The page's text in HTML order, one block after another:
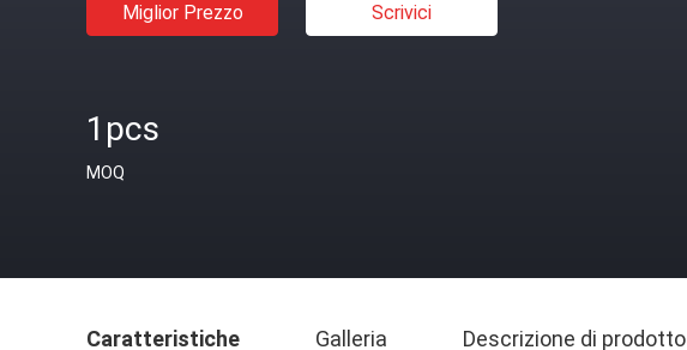
Miglior Prezzo Scrivici
1pcs
MOQ
Caratteristiche Galleria Descrizione di prodotto